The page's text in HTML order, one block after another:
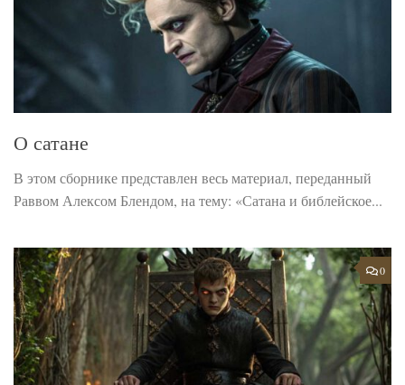
О сатане
В этом сборнике представлен весь материал, переданный
Раввом Алексом Блендом, на тему: «Сатана и библейское...
0